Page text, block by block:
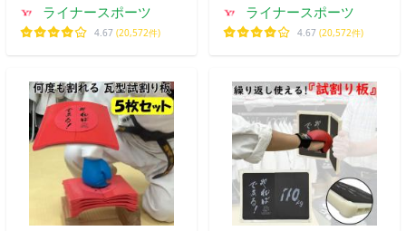
ライナースポーツ
4.67 (20,572件)
ライナースポーツ
4.67 (20,572件)